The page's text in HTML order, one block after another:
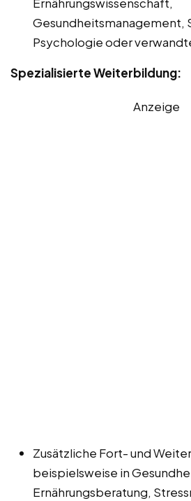
Gesundheitsmanagement,
Psychologie oder
Spezialisierte Weiterbildung:
Anzeige
Zusätzliche Fort- und
beispielsweise in
Ernährungsberatung,